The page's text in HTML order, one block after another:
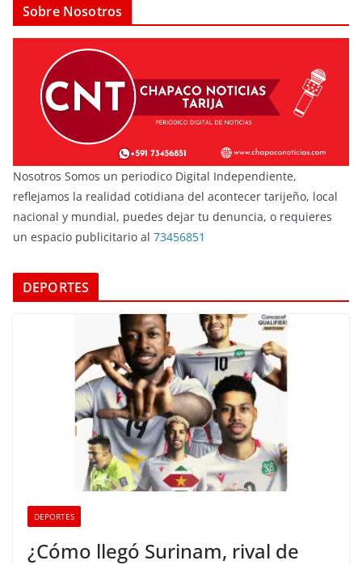
Sobre Nosotros
Nosotros Somos un periodico Digital Independiente,
reflejamos la realidad cotidiana del acontecer tarijeño, local
nacional y mundial, puedes dejar tu denuncia, o requieres
un espacio publicitario al 73456851
DEPORTES
DEPORTES
¿Cómo llegó Surinam, rival de